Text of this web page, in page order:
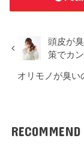
頭皮が
策でカ
オリモノが臭い
RECOMMEND